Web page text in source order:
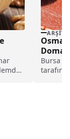
ARŞIV
Bursa